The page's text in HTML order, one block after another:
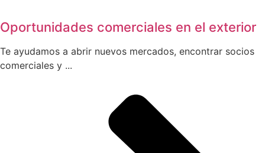
Oportunidades comerciales en el exterior
Te ayudamos a abrir nuevos mercados, encontrar socios
comerciales y ...